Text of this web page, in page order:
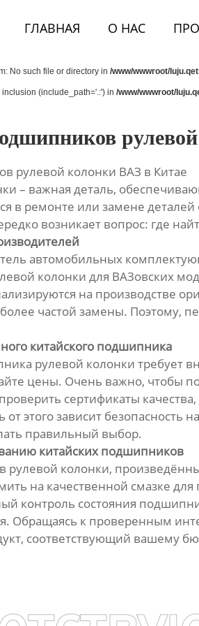
ГЛАВНАЯ О НАС
No such file or directory in /www/wwwroot/
(include_path='.:') in /www/wwwroot/
рулевой колонки ВАЗ в Китае
– важная деталь,
в ремонте или замене
возникает вопрос: где
автомобильных
колонки для ВАЗовских
на производстве
частой замены. Поэтому,
китайского подшипника
рулевой колонки требует
цены. Очень важно, чтобы
сертификаты
этого зависит
правильный выбор.
китайских подшипников
колонки,
на качественной смазке
контроль состояния
Обращаясь к проверенным
соответствующий вашему